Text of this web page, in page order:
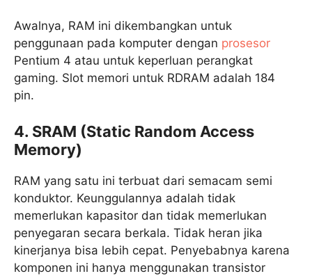
Awalnya, RAM ini dikembangkan untuk
penggunaan pada komputer dengan prosesor
Pentium 4 atau untuk keperluan perangkat
gaming. Slot memori untuk RDRAM adalah 184
pin.
4. SRAM (Static Random Access
Memory)
RAM yang satu ini terbuat dari semacam semi
konduktor. Keunggulannya adalah tidak
memerlukan kapasitor dan tidak memerlukan
penyegaran secara berkala. Tidak heran jika
kinerjanya bisa lebih cepat. Penyebabnya karena
komponen ini hanya menggunakan transistor